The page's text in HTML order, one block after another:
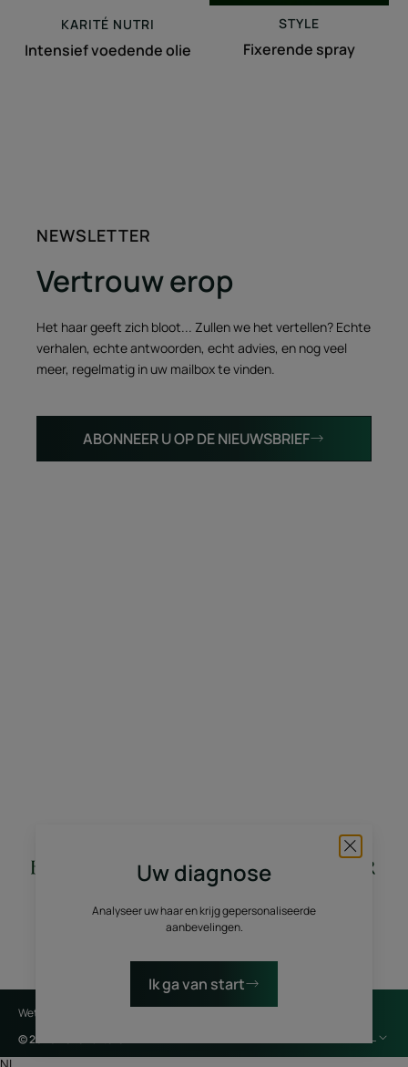
KARITÉ NUTRI
Intensief voedende olie
STYLE
Fixerende spray
NEWSLETTER
Vertrouw erop
Het haar geeft zich bloot... Zullen we het vertellen? Echte
verhalen, echte antwoorden, echt advies, en nog veel
meer, regelmatig in uw mailbox te vinden.
ABONNEER U OP DE NIEUWSBRIEF
Uw diagnose
Analyseer uw haar en krijg gepersonaliseerde
aanbevelingen.
Ik ga van start
Wettelijke vermeldingen
© 2026 René Furterer
NL